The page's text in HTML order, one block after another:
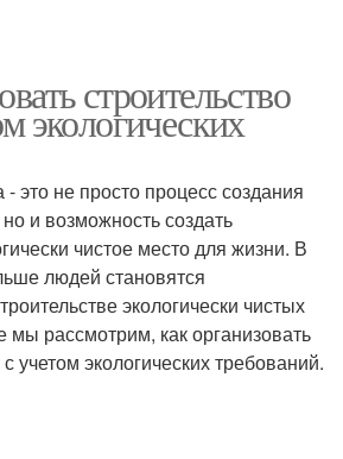
строительство
экологических
это не просто процесс создания
и возможность создать
чистое место для жизни. В
людей становятся
экологически чистых
мы рассмотрим, как организовать
учетом экологических требований.